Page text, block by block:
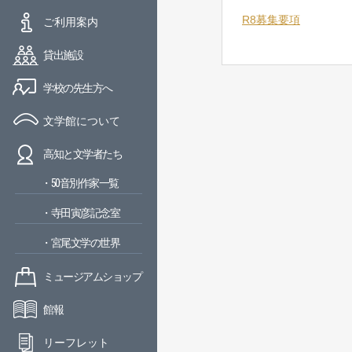
ご利用案内
貸出施設
学校の先生方へ
文学館について
高知と文学者たち
・50音別作家一覧
・寺田寅彦記念室
・宮尾文学の世界
ミュージアムショップ
館報
リーフレット
R8募集要項